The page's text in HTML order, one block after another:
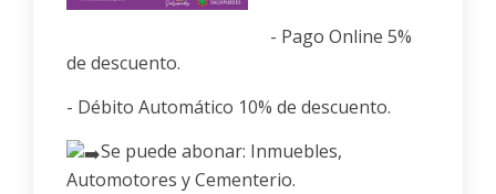
- Pago Online 5%
de descuento.
- Débito Automático 10% de descuento.
Se puede abonar: Inmuebles,
Automotores y Cementerio.